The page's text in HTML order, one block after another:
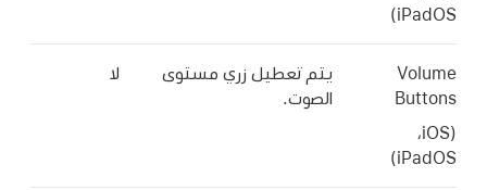
iPadOS)
Volume
Buttons
‏(iOS،‏
iPadOS)
يتم تعطيل زري مستوى
الصوت.
لا